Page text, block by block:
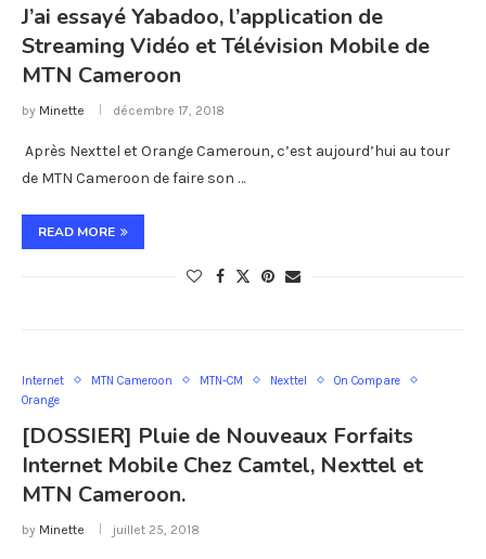
J’ai essayé Yabadoo, l’application de
Streaming Vidéo et Télévision Mobile de
MTN Cameroon
by Minette décembre 17, 2018
Après Nexttel et Orange Cameroun, c’est aujourd’hui au tour
de MTN Cameroon de faire son …
READ MORE
Internet MTN Cameroon MTN-CM Nexttel
On Compare
Orange
[DOSSIER] Pluie de Nouveaux Forfaits
Internet Mobile Chez Camtel, Nexttel et
MTN Cameroon.
by Minette juillet 25, 2018